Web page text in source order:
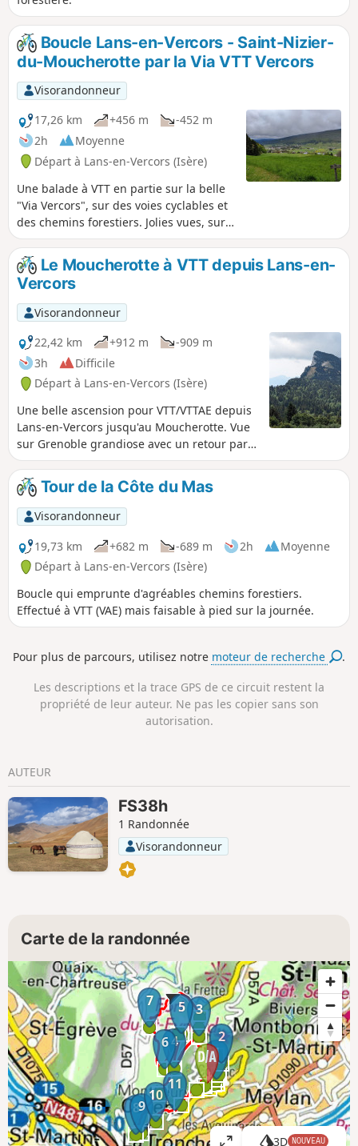
Boucle Lans-en-Vercors - Saint-Nizier-
du-Moucherotte par la Via VTT Vercors
Visorandonneur
17,26 km
+456 m
-452 m
2h
Moyenne
Départ à Lans-en-Vercors (Isère)
Une balade à VTT en partie sur la belle
"Via Vercors", sur des voies cyclables et
des chemins forestiers. Jolies vues, sur
le plateau du Vercors Nord, le massif de
la Molière et sur Lans-en-Vercors.
Le Moucherotte à VTT depuis Lans-en-
Vercors
Visorandonneur
22,42 km
+912 m
-909 m
3h
Difficile
Départ à Lans-en-Vercors (Isère)
Une belle ascension pour VTT/VTTAE depuis
Lans-en-Vercors jusqu'au Moucherotte. Vue
sur Grenoble grandiose avec un retour par
les pâturages des Ramées.
Tour de la Côte du Mas
Visorandonneur
19,73 km
+682 m -689 m 2h
Moyenne
Départ à Lans-en-Vercors (Isère)
Boucle qui emprunte d'agréables chemins forestiers.
Effectué à VTT (VAE) mais faisable à pied sur la journée.
Pour plus de parcours, utilisez notre moteur de recherche .
Les descriptions et la trace GPS de ce circuit restent la
propriété de leur auteur. Ne pas les copier sans son
autorisation.
AUTEUR
FS38h
1 Randonnée
Visorandonneur
Carte de la randonnée
1
2
3
4
5
6
7
89
10
11
3D NOUVEAU